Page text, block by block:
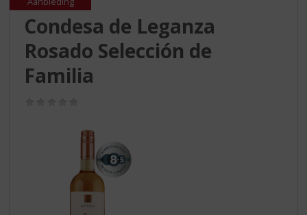
Condesa de Leganza
Rosado Selección de
Familia